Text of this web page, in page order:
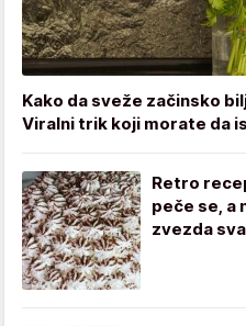
Kako da sveže začinsko
Viralni trik koji morate da
Retro
peče se, a
zvezda